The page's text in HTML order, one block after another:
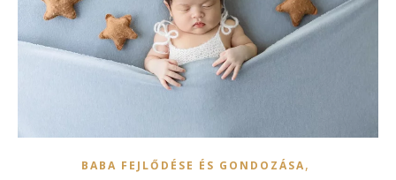
BABA FEJLŐDÉSE ÉS GONDOZÁSA,